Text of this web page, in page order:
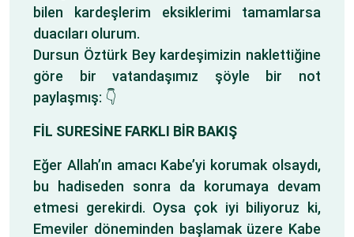
bilen kardeşlerim eksiklerimi tamamlarsa
duacıları olurum.
Dursun Öztürk Bey kardeşimizin naklettiğine
göre bir vatandaşımız şöyle bir not
paylaşmış: 👇
FİL SURESİNE FARKLI BİR BAKIŞ
Eğer Allah’ın amacı Kabe’yi korumak olsaydı,
bu hadiseden sonra da korumaya devam
etmesi gerekirdi. Oysa çok iyi biliyoruz ki,
Emeviler döneminden başlamak üzere Kabe